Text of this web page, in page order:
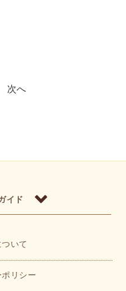
次へ
イド
いて
リシー